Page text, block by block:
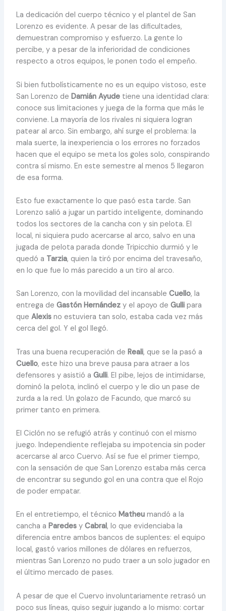
La dedicación del cuerpo técnico y el plantel de San
Lorenzo es evidente. A pesar de las dificultades,
demuestran compromiso y esfuerzo. La gente lo
percibe, y a pesar de la inferioridad de condiciones
respecto a otros equipos, le ponen todo el empeño.
Si bien futbolísticamente no es un equipo vistoso, este
San Lorenzo de Damián Ayudetiene una identidad clara:
conoce sus limitaciones y juega de la forma que más le
conviene. La mayoría de los rivales ni siquiera logran
patear al arco. Sin embargo, ahí surge el problema: la
mala suerte, la inexperiencia o los errores no forzados
hacen que el equipo se meta los goles solo, conspirando
contra sí mismo. En este semestre al menos 5 llegaron
de esa forma.
Esto fue exactamente lo que pasó esta tarde. San
Lorenzo salió a jugar un partido inteligente, dominando
todos los sectores de la cancha con y sin pelota. El
local, ni siquiera pudo acercarse al arco, salvo en una
jugada de pelota parada donde Tripicchio durmió y le
quedó a Tarzia, quien la tiró por encima del travesaño,
en lo que fue lo más parecido a un tiro al arco.
San Lorenzo, con la movilidad del incansable Cuello, la
entrega de Gastón Hernándezy el apoyo de Gullipara
que Alexisno estuviera tan solo, estaba cada vez más
cerca del gol. Y el gol llegó.
Tras una buena recuperación de Reali, que se la pasó a
Cuello, este hizo una breve pausa para atraer a los
defensores y asistió a Gulli. El pibe, lejos de intimidarse,
dominó la pelota, inclinó el cuerpo y le dio un pase de
zurda a la red. Un golazo de Facundo, que marcó su
primer tanto en primera.
El Ciclón no se refugió atrás y continuó con el mismo
juego. Independiente reflejaba su impotencia sin poder
acercarse al arco Cuervo. Así se fue el primer tiempo,
con la sensación de que San Lorenzo estaba más cerca
de encontrar su segundo gol en una contra que el Rojo
de poder empatar.
En el entretiempo, el técnico Matheumandó a la
cancha a Paredesy Cabral, lo que evidenciaba la
diferencia entre ambos bancos de suplentes: el equipo
local, gastó varios millones de dólares en refuerzos,
mientras San Lorenzo no pudo traer a un solo jugador en
el último mercado de pases.
A pesar de que el Cuervo involuntariamente retrasó un
poco sus líneas, quiso seguir jugando a lo mismo: cortar